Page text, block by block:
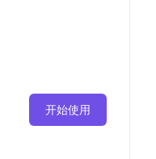
开始使用